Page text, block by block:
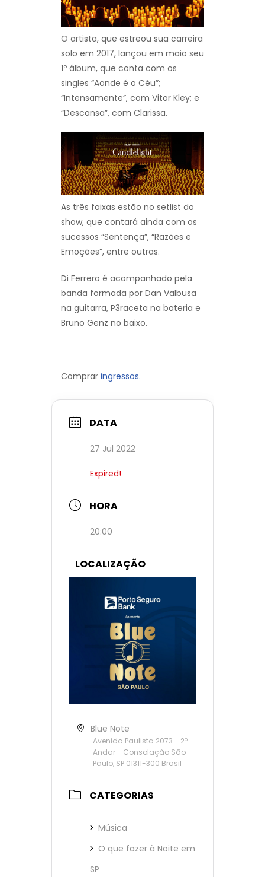
O artista, que estreou sua carreira
solo em 2017, lançou em maio seu
1º álbum, que conta com os
singles “Aonde é o Céu”;
“Intensamente”, com Vitor Kley; e
“Descansa”, com Clarissa.
As três faixas estão no setlist do
show, que contará ainda com os
sucessos “Sentença”, “Razões e
Emoções”, entre outras.
Di Ferrero é acompanhado pela
banda formada por Dan Valbusa
na guitarra, P3raceta na bateria e
Bruno Genz no baixo.
Comprar ingressos.
DATA
27 Jul 2022
Expired!
HORA
20:00
LOCALIZAÇÃO
Blue Note
Avenida Paulista 2073 - 2º
Andar - Consolação São
Paulo, SP 01311-300 Brasil
CATEGORIAS
Música
O que fazer à Noite em
SP